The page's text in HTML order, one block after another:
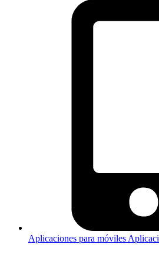
Aplicaciones para móviles